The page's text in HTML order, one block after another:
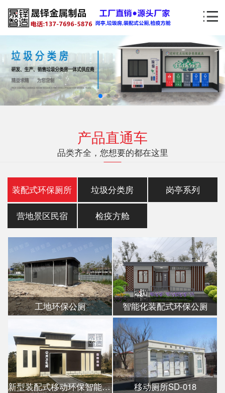
产品直通车
品类齐全，您想要的都在这里
装配式环保厕所 垃圾分类房 岗亭系列
营地景区民宿 检疫方舱
工地环保公厕 智能化装配式环保公厕
新型装配式移动环保智能公厕 移动厕所SD-018